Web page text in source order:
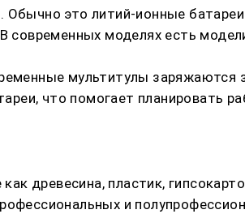
Обычно это литий-ионные
моделях есть
мультитулы
что помогает планировать
древесина, пластик,
и